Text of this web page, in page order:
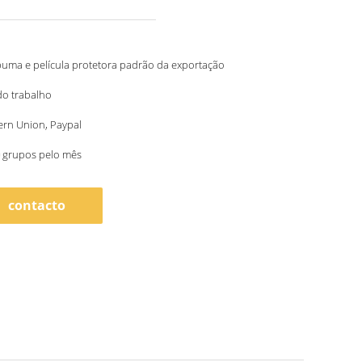
e película protetora padrão da exportação
trabalho
Union, Paypal
grupos pelo mês
contacto